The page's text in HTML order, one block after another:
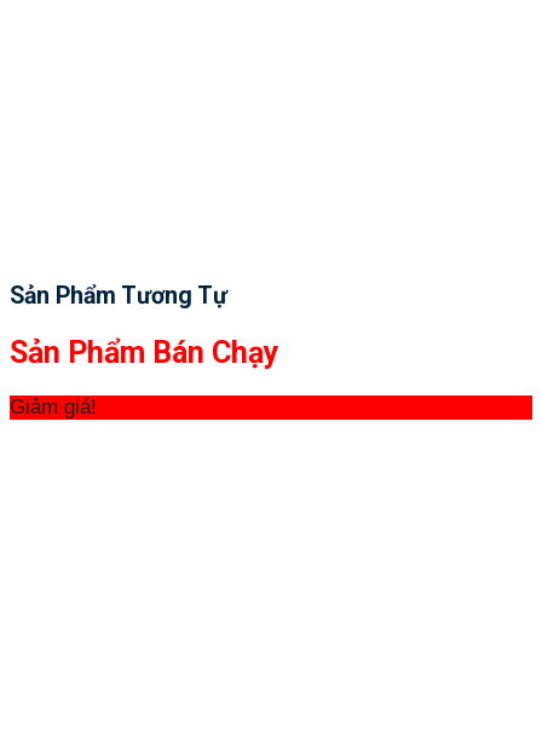
Sản Phẩm Tương Tự
Sản Phẩm Bán Chạy
Giảm giá!